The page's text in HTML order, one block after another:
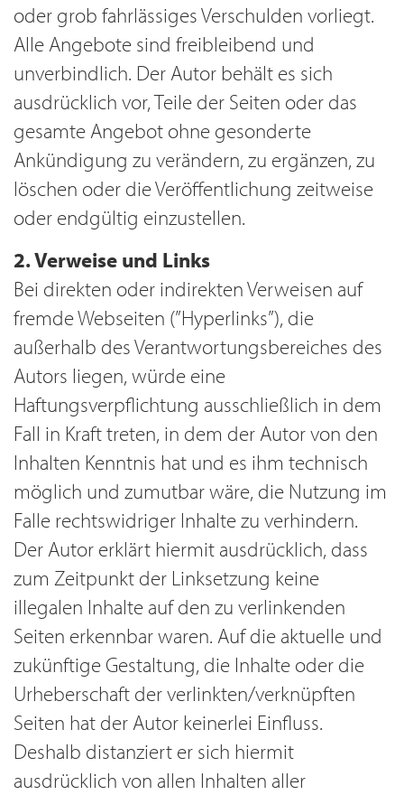
oder grob fahrlässiges Verschulden vorliegt.
Alle Angebote sind freibleibend und
unverbindlich. Der Autor behält es sich
ausdrücklich vor, Teile der Seiten oder das
gesamte Angebot ohne gesonderte
Ankündigung zu verändern, zu ergänzen, zu
löschen oder die Veröffentlichung zeitweise
oder endgültig einzustellen.
2. Verweise und Links
Bei direkten oder indirekten Verweisen auf
fremde Webseiten (”Hyperlinks”), die
außerhalb des Verantwortungsbereiches des
Autors liegen, würde eine
Haftungsverpflichtung ausschließlich in dem
Fall in Kraft treten, in dem der Autor von den
Inhalten Kenntnis hat und es ihm technisch
möglich und zumutbar wäre, die Nutzung im
Falle rechtswidriger Inhalte zu verhindern.
Der Autor erklärt hiermit ausdrücklich, dass
zum Zeitpunkt der Linksetzung keine
illegalen Inhalte auf den zu verlinkenden
Seiten erkennbar waren. Auf die aktuelle und
zukünftige Gestaltung, die Inhalte oder die
Urheberschaft der verlinkten/verknüpften
Seiten hat der Autor keinerlei Einfluss.
Deshalb distanziert er sich hiermit
ausdrücklich von allen Inhalten aller